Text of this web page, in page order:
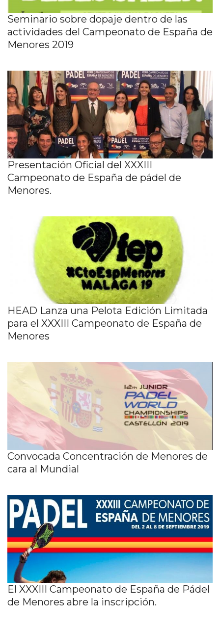
Seminario sobre dopaje dentro de las
actividades del Campeonato de España de
Menores 2019
Presentación Oficial del XXXIII
Campeonato de España de pádel de
Menores.
HEAD Lanza una Pelota Edición Limitada
para el XXXIII Campeonato de España de
Menores
Convocada Concentración de Menores de
cara al Mundial
El XXXIII Campeonato de España de Pádel
de Menores abre la inscripción.